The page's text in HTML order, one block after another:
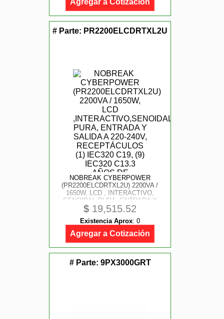
Agregar a Cotización
# Parte: PR2200ELCDRTXL2U
NOBREAK CYBERPOWER
(PR2200ELCDRTXL2U) 2200VA /
1650W, LCD , INTERACTIVO,
SENOIDAL PURA, ENTRADA Y
SALIDA A 220-240V,
RECEPTÁCULOS (1) IEC320 C19,
(9) IEC320 C13.3 AÑOS DE
GARANTÍA.
$ 19,515.52
Existencia Aprox: 0
Agregar a Cotización
# Parte: 9PX3000GRT